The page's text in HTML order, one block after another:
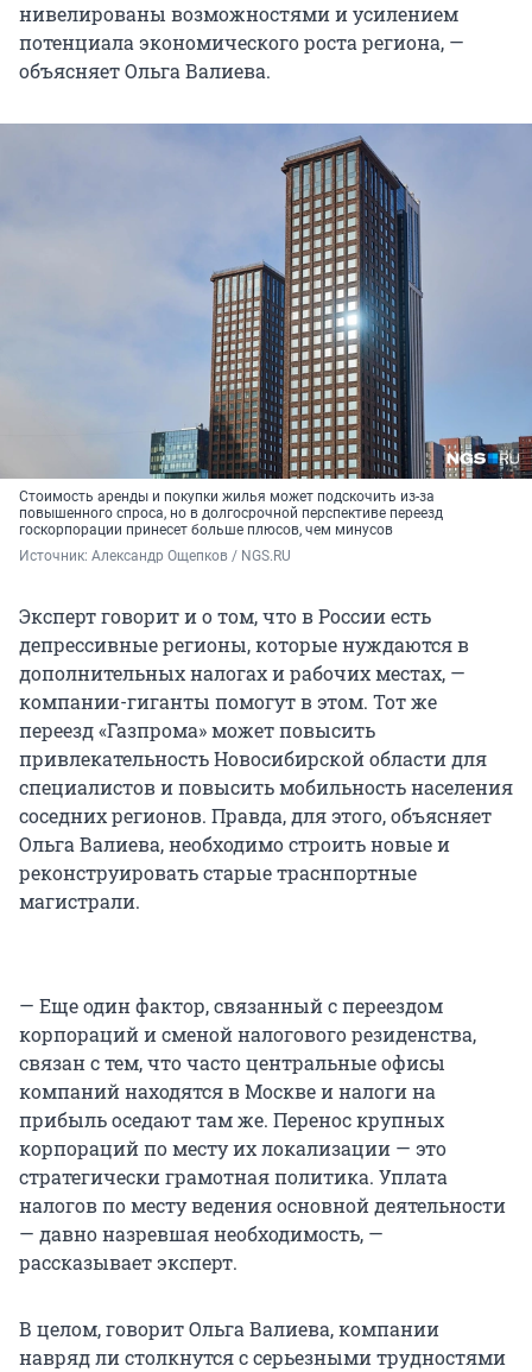
нивелированы возможностями и усилением
потенциала экономического роста региона, —
объясняет Ольга Валиева.
Стоимость аренды и покупки жилья может подскочить из-за
повышенного спроса, но в долгосрочной перспективе переезд
госкорпорации принесет больше плюсов, чем минусов
Источник: Александр Ощепков / NGS.RU
Эксперт говорит и о том, что в России есть
депрессивные регионы, которые нуждаются в
дополнительных налогах и рабочих местах, —
компании-гиганты помогут в этом. Тот же
переезд «Газпрома» может повысить
привлекательность Новосибирской области для
специалистов и повысить мобильность населения
соседних регионов. Правда, для этого, объясняет
Ольга Валиева, необходимо строить новые и
реконструировать старые траснпортные
магистрали.
— Еще один фактор, связанный с переездом
корпораций и сменой налогового резиденства,
связан с тем, что часто центральные офисы
компаний находятся в Москве и налоги на
прибыль оседают там же. Перенос крупных
корпораций по месту их локализации — это
стратегически грамотная политика. Уплата
налогов по месту ведения основной деятельности
— давно назревшая необходимость, —
рассказывает эксперт.
В целом, говорит Ольга Валиева, компании
навряд ли столкнутся с серьезными трудностями